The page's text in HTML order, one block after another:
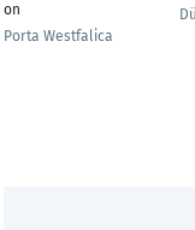
on
Porta Westfalica